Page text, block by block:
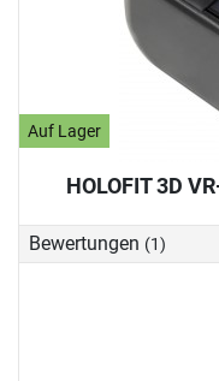
Auf Lager
HOLOFIT 3D
Bewertungen (1)